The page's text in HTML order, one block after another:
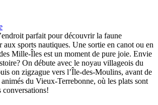
parfait pour découvrir la faune
aux sports nautiques. Une sortie en canot ou en
Mille-Îles est un moment de pure joie. Envie
On débute avec le noyau villageois du
on zigzague vers l’Île-des-Moulins, avant de
du Vieux-Terrebonne, où les plats sont
conversations!